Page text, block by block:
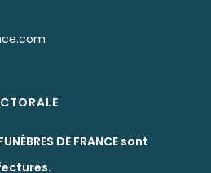
DE FRANCE sont